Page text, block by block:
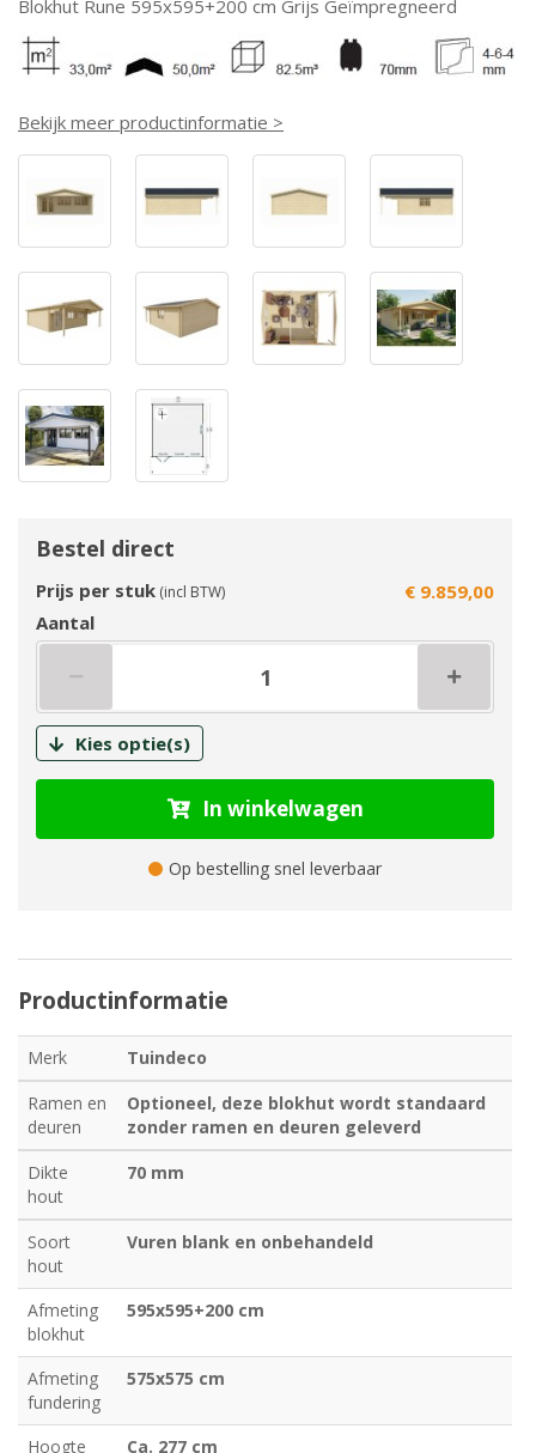
Blokhut Rune 595x595+200 cm Grijs Geïmpregneerd
Bekijk meer productinformatie >
Bestel direct
Prijs per stuk (incl BTW)
€ 9.859,00
Aantal
Kies optie(s)
In winkelwagen
Op bestelling snel leverbaar
Productinformatie
Merk
Tuindeco
Ramen en
deuren
Optioneel, deze blokhut wordt standaard
zonder ramen en deuren geleverd
Dikte
hout
70 mm
Soort
hout
Vuren blank en onbehandeld
Afmeting
blokhut
595x595+200 cm
Afmeting
fundering
575x575 cm
Hoogte Ca. 277 cm